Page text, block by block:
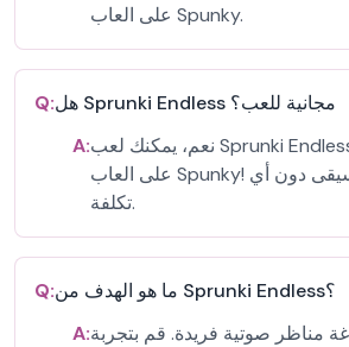
على العاب Spunky.
Q:
هل Sprunki Endless مجانية للعب؟
A:نعم، يمكنك لعب Sprunki Endless عبر الإنترنت مجانًا
على العاب Spunky! ابدأ في إنشاء الموسيقى دون أي
تكلفة.
Q:
ما هو الهدف من Sprunki Endless؟
A:مناظر صوتية فريدة. قم بتجربة